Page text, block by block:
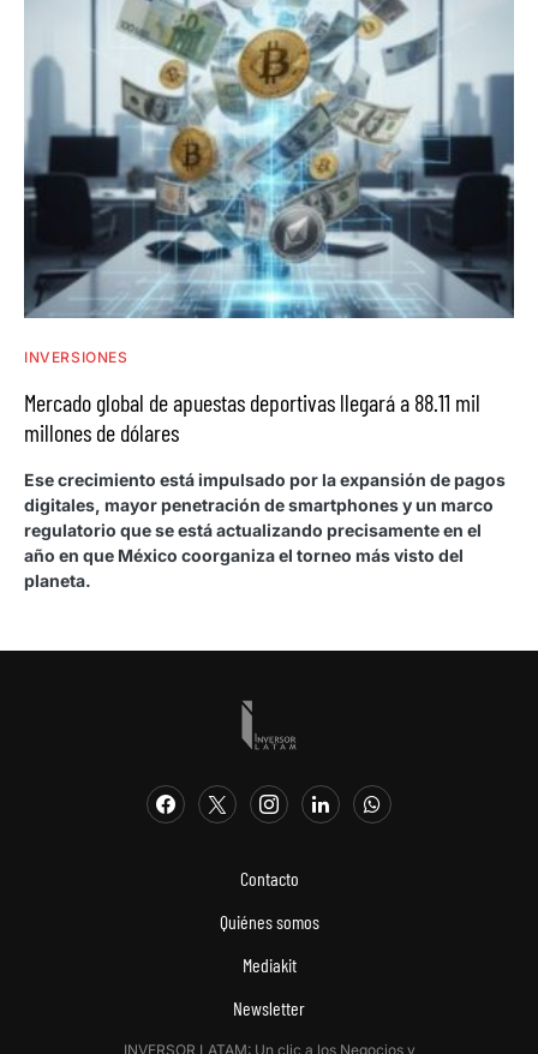
INVERSIONES
Mercado global de apuestas deportivas llegará a 88.11 mil
millones de dólares
Ese crecimiento está impulsado por la expansión de pagos
digitales, mayor penetración de smartphones y un marco
regulatorio que se está actualizando precisamente en el
año en que México coorganiza el torneo más visto del
planeta.
Contacto
Quiénes somos
Mediakit
Newsletter
INVERSOR LATAM: Un clic a los Negocios y